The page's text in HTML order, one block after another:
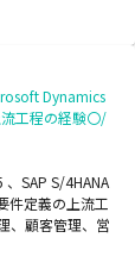
Dynamics
工程の経験〇/
SAP S/4HANA
件定義の上流工
、顧客管理、営